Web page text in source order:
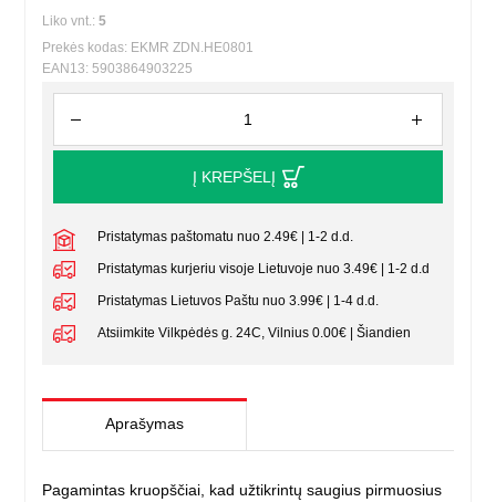
Liko vnt.:5
Prekės kodas: EKMR ZDN.HE0801
EAN13: 5903864903225
Į KREPŠELĮ
Pristatymas paštomatu nuo 2.49€ | 1-2 d.d.
Pristatymas kurjeriu visoje Lietuvoje nuo 3.49€ | 1-2 d.d
Pristatymas Lietuvos Paštu nuo 3.99€ | 1-4 d.d.
Atsiimkite Vilkpėdės g. 24C, Vilnius 0.00€ | Šiandien
Aprašymas
Pagamintas kruopščiai, kad užtikrintų saugius pirmuosius